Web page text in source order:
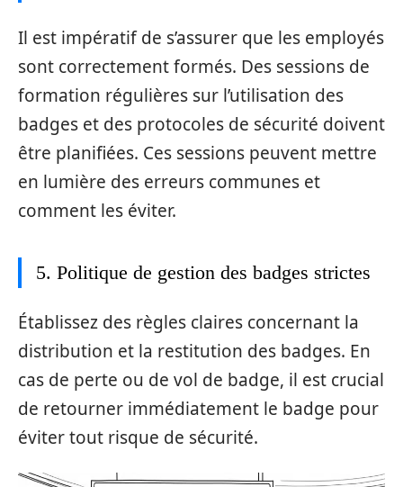
Il est impératif de s’assurer que les employés
sont correctement formés. Des sessions de
formation régulières sur l’utilisation des
badges et des protocoles de sécurité doivent
être planifiées. Ces sessions peuvent mettre
en lumière des erreurs communes et
comment les éviter.
5. Politique de gestion des badges strictes
Établissez des règles claires concernant la
distribution et la restitution des badges. En
cas de perte ou de vol de badge, il est crucial
de retourner immédiatement le badge pour
éviter tout risque de sécurité.